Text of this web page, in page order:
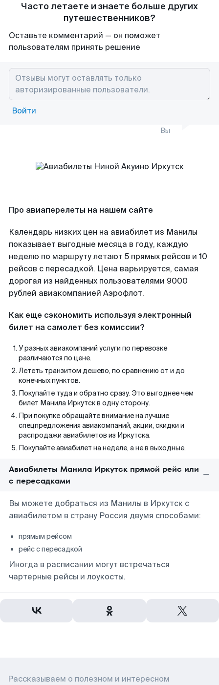
Часто летаете и знаете больше других
путешественников?
Оставьте комментарий — он поможет
пользователям принять решение
Войти
Вы
Про авиаперелеты на нашем сайте
Календарь низких цен на авиабилет из Манилы
показывает выгодные месяца в году, каждую
неделю по маршруту летают 5 прямых рейсов и 10
рейсов с пересадкой. Цена варьируется, самая
дорогая из найденных пользователями 9000
рублей авиакомпанией Аэрофлот.
Как еще сэкономить используя электронный
билет на самолет без комиссии?
У разных авиакомпаний услуги по перевозке
различаются по цене.
Лететь транзитом дешево, по сравнению от и до
конечных пунктов.
Покупайте туда и обратно сразу. Это выгоднее чем
билет Манила Иркутск в одну сторону.
При покупке обращайте внимание на лучшие
спецпредложения авиакомпаний, акции, скидки и
распродажи авиабилетов из Иркутска.
Покупайте авиабилет на неделе, а не в выходные.
Авиабилеты Манила Иркутск прямой рейс или
с пересадками
Вы можете добраться из Манилы в Иркутск с
авиабилетом в страну Россия двумя способами:
прямым рейсом
рейс с пересадкой
Иногда в расписании могут встречаться
чартерные рейсы и лоукосты.
Рассказываем о полезном и интересном